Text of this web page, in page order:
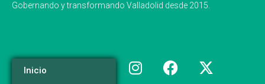
Gobernando y transformando Valladolid desde 2015.
Inicio